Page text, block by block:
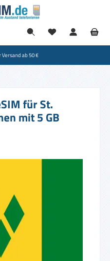
Du hast 0
ab 50 €
für St.
mit 5 GB